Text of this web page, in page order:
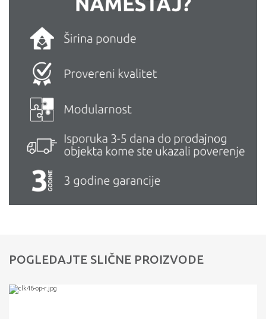
POGLEDAJTE SLIČNE PROIZVODE